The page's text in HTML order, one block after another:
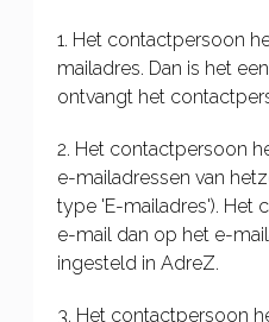
1. Het contactpersoon
mailadres. Dan is het
ontvangt het
2. Het contactpersoon
e-mailadressen van
type 'E-mailadres'). Het
e-mail dan op het e-
ingesteld in AdreZ.
3. Het contactpersoon